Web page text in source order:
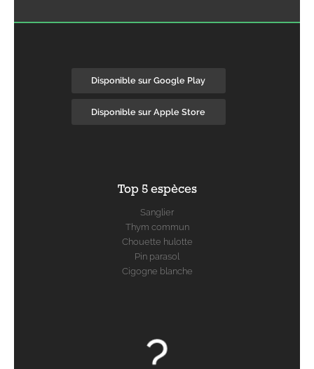
Disponible sur Google Play
Disponible sur Apple Store
Top 5 espèces
Sanglier
Thym commun
Chouette hulotte
Pin parasol
Cigogne blanche